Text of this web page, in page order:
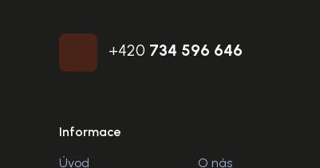
+420 734 596 646
Informace
Úvod O nás